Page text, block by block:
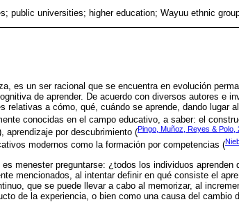
public universities; higher education; Wayuu ethnic
es un ser racional que se encuentra en evolución
de aprender. De acuerdo con diversos autores e
relativas a cómo, qué, cuándo se aprende, dando lugar
conocidas en el campo educativo, a saber: el
aprendizaje por descubrimiento (Pingo, Muñoz, Reyes & Polo,
modernos como la formación por competencias (
menester preguntarse: ¿todos los individuos
mencionados, al intentar definir en qué consiste el
que se puede llevar a cabo al memorizar, al
de la experiencia, o bien como una causa del cambio